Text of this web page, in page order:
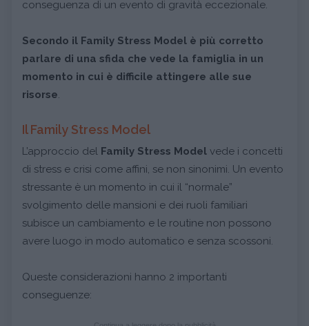
conseguenza di un evento di gravità eccezionale.
Secondo il Family Stress Model è più corretto
parlare di una sfida che vede la famiglia in un
momento in cui è difficile attingere alle sue
risorse
Il Family Stress Model
L’approccio del Family Stress Model vede i concetti
di stress e crisi come affini, se non sinonimi. Un evento
stressante è un momento in cui il “normale”
svolgimento delle mansioni e dei ruoli familiari
subisce un cambiamento e le routine non possono
avere luogo in modo automatico e senza scossoni.
Queste considerazioni hanno 2 importanti
conseguenze: